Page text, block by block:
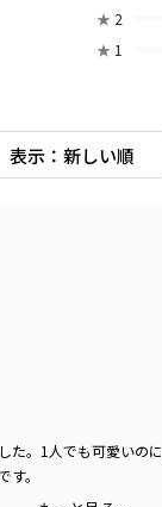
★ 2
★ 1
表示：新しい順
た。1人でも可愛いの
。